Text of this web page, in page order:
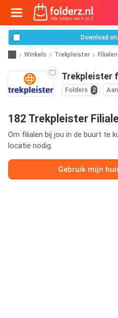
Download
Winkels Trekpleister Filialen
Trekpleister
Folders 2
182 Trekpleister
Om filialen bij jou in de buurt te
locatie nodig.
Gebruik mijn